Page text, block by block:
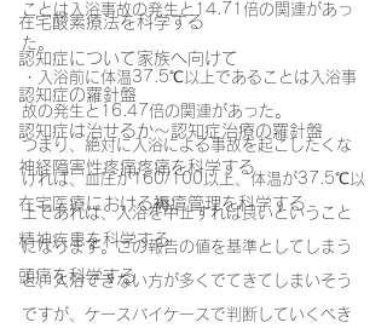
在宅酸素療法を科学する
認知症について家族へ向けて
認知症の羅針盤
認知症は治せるか～認知症治療の羅針盤
神経障害性疼痛疼痛を科学する
在宅医療における褥瘡管理を科学する
精神疾患を科学する
頭痛を科学する
ことは入浴事故の発生と14.71倍の関連があっ
た。
・入浴前に体温37.5℃以上であることは入浴事
故の発生と16.47倍の関連があった。
つまり、絶対に入浴による事故を起こしたくな
ければ、血圧が160/100以上、体温が37.5℃以
上であれば、入浴を中止すれば良いということ
になります。この報告の値を基準としてしまう
と、入浴できない方が多くでてきてしまいそう
ですが、ケースバイケースで判断していくべき